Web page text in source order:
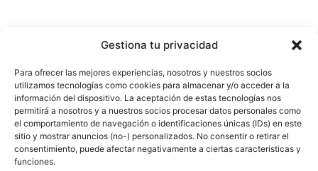
Gestiona tu privacidad
Para ofrecer las mejores experiencias, nosotros y nuestros socios
utilizamos tecnologías como cookies para almacenar y/o acceder a la
información del dispositivo. La aceptación de estas tecnologías nos
permitirá a nosotros y a nuestros socios procesar datos personales como
el comportamiento de navegación o identificaciones únicas (IDs) en este
sitio y mostrar anuncios (no-) personalizados. No consentir o retirar el
consentimiento, puede afectar negativamente a ciertas características y
funciones.